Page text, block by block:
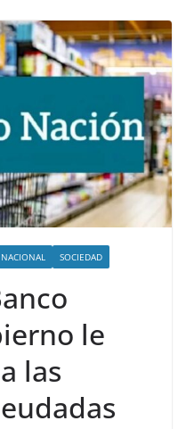
SOCIEDAD
le
las